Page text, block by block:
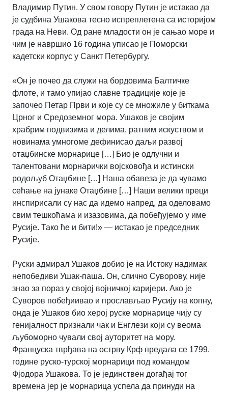
Владимир Путин. У свом говору Путин је истакао да
је судбина Ушакова тесно испреплетена са историјом
града на Неви. Од ране младости он је сањао море и
чим је навршио 16 година уписао је Поморски
кадетски корпус у Санкт Петербургу.
«Он је почео да служи на бордовима Балтичке
флоте, и тамо упијао славне традиције које је
започео Петар Први и које су се множиле у биткама
Црног и Средоземног мора. Ушаков је својим
храбрим подвизима и делима, ратним искуством и
новинама умногоме дефинисао даљи развој
отаџбинске морнарице […] Био је одлучни и
талентовани морнарички војсковођа и истински
родољуб Отаџбине […] Наша обавеза је да чувамо
сећање на јунаке Отаџбине […] Наши велики преци
инспирисали су нас да идемо напред, да оделовамо
свим тешкоћама и изазовима, да побеђујемо у име
Русије. Тако ће и бити!» — истакао је председник
Русије.
Руски адмирал Ушаков добио је на Истоку надимак
непобедиви Ушак-паша. Он, слично Суворову, није
знао за пораз у својој војничкој каријери. Ако је
Суворов побеђиивао и прослављао Русију на копну,
онда је Ушаков био херој руске морнарице чију су
генијалност признали чак и Енглези који су веома
љубоморно чували свој ауторитет на мору.
Француска тврђава на острву Крф предала се 1799.
године руско-турској морнарици под командом
Фјодора Ушакова. То је јединствен догађај тог
времена јер је морнарица успела да принуди на